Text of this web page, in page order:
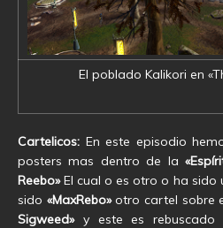
El poblado Kalikori en
Cartelicos: En este episodio
posters mas dentro de la
Reebo»El cual o es otro o ha sido
sido «MaxRebo»otro cartel sobre
Sigweed»y este es rebuscado